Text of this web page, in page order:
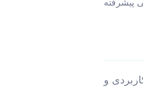
پیشرفته
و